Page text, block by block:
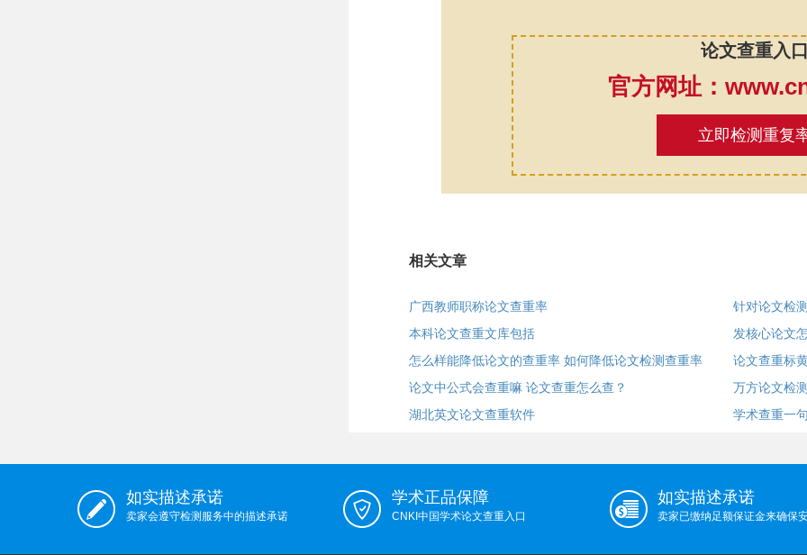
论文查重入
官方网址：
立即检测重复
相关文章
广西教师职称论文查重率
本科论文查重文库包括
怎么样能降低论文的查重率 如何降低论文检测查重率？
论文中公式会查重嘛 论文查重怎么查？
湖北英文论文查重软件
针对论文检
发核心论文
论文查重标
万方论文检
学术查重一
如实描述承诺
卖家会遵守检测服务中的描述承诺
学术正品保障
CNKI中国学术论文查重入口
如实描述承诺
卖家已缴纳足额保证金来确保